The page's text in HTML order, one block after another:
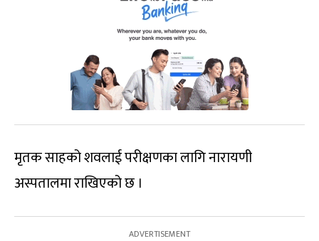
मृतक साहको शवलाई परीक्षणका लागि नारायणी
अस्पतालमा राखिएको छ ।